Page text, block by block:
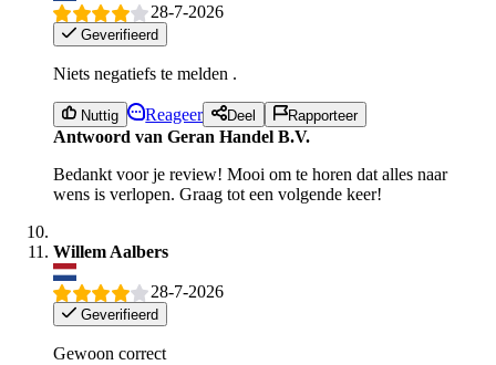
28-7-2026
Geverifieerd
Niets negatiefs te melden .
Nuttig Reageer Deel Rapporteer
Antwoord van Geran Handel B.V.
Bedankt voor je review! Mooi om te horen dat alles naar
wens is verlopen. Graag tot een volgende keer!
Willem Aalbers
28-7-2026
Geverifieerd
Gewoon correct